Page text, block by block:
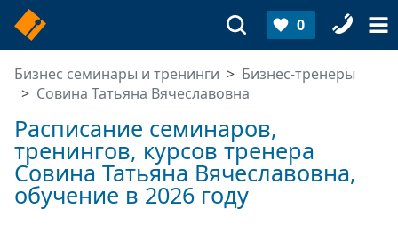
0
Бизнес семинары и тренинги
Бизнес-тренеры
Совина Татьяна Вячеславовна
Расписание семинаров,
тренингов, курсов тренера
Совина Татьяна Вячеславовна,
обучение в 2026 году